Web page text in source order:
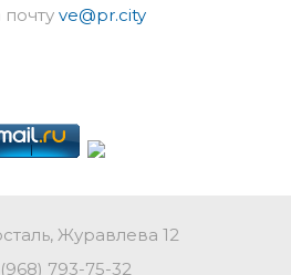
ve@pr.city
Журавлева 12
793-75-32